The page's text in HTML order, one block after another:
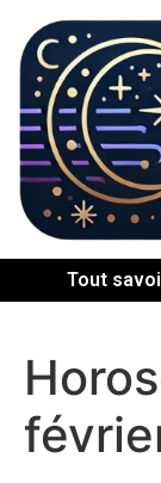
Tout